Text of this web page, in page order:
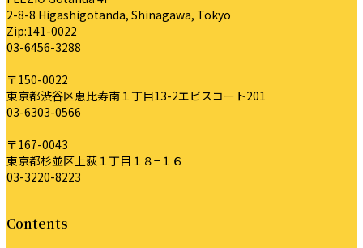
2-8-8 Higashigotanda, Shinagawa, Tokyo
Zip:141-0022
03-6456-3288
〒150-0022
東京都渋谷区恵比寿南１丁目13-2エビスコート201
03-6303-0566
〒167-0043
東京都杉並区上荻１丁目１８−１６
03-3220-8223
Contents